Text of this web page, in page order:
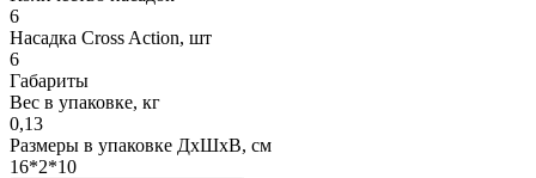
6
Насадка Cross Action, шт
6
Габариты
Вес в упаковке, кг
0,13
Размеры в упаковке ДxШxВ, см
16*2*10